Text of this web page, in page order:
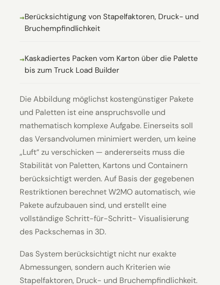
Berücksichtigung von Stapelfaktoren, Druck- und
Bruchempfindlichkeit
Kaskadiertes Packen vom Karton über die Palette
bis zum Truck Load Builder
Die Abbildung möglichst kostengünstiger Pakete
und Paletten ist eine anspruchsvolle und
mathematisch komplexe Aufgabe. Einerseits soll
das Versandvolumen minimiert werden, um keine
„Luft“ zu verschicken — andererseits muss die
Stabilität von Paletten, Kartons und Containern
berücksichtigt werden. Auf Basis der gegebenen
Restriktionen berechnet W2MO automatisch, wie
Pakete aufzubauen sind, und erstellt eine
vollständige Schritt-für-Schritt- Visualisierung
des Packschemas in 3D.
Das System berücksichtigt nicht nur exakte
Abmessungen, sondern auch Kriterien wie
Stapelfaktoren, Druck- und Bruchempfindlichkeit.